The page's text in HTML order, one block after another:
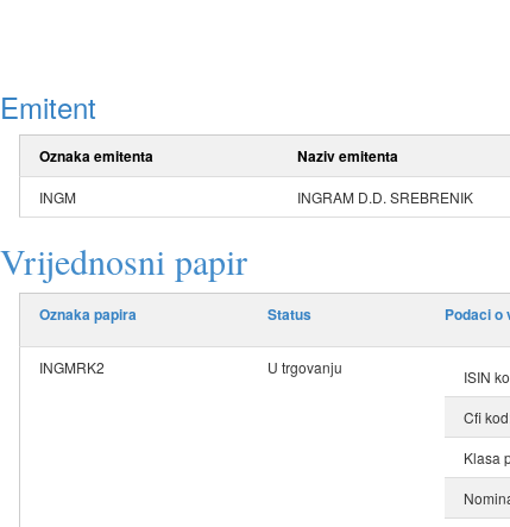
Emitent
Oznaka emitenta Naziv emitenta
INGM INGRAM D.D. SREBRENIK
Vrijednosni papir
Oznaka papira Status Podaci o
INGMRK2 U trgovanju ISIN
Cfi
Klasa